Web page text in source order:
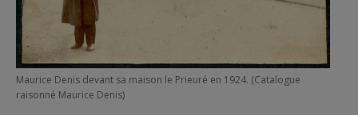
Maurice Denis devant sa maison le Prieuré en 1924. (Catalogue
raisonné Maurice Denis)